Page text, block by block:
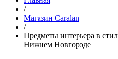
/
Магазин Caralan
/
Предметы интерьера в
Нижнем Новгороде